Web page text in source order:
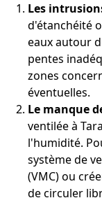
Les
d'étanchéité
eaux autour
pentes
zones
éventuelles.
Le manque
ventilée à
l'humidité.
système de
(VMC) ou
de circuler